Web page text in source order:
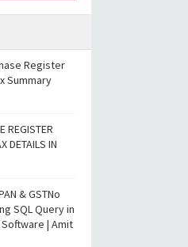
Register
Summary
REGISTER
DETAILS IN
& GSTNo
SQL Query in
| Amit